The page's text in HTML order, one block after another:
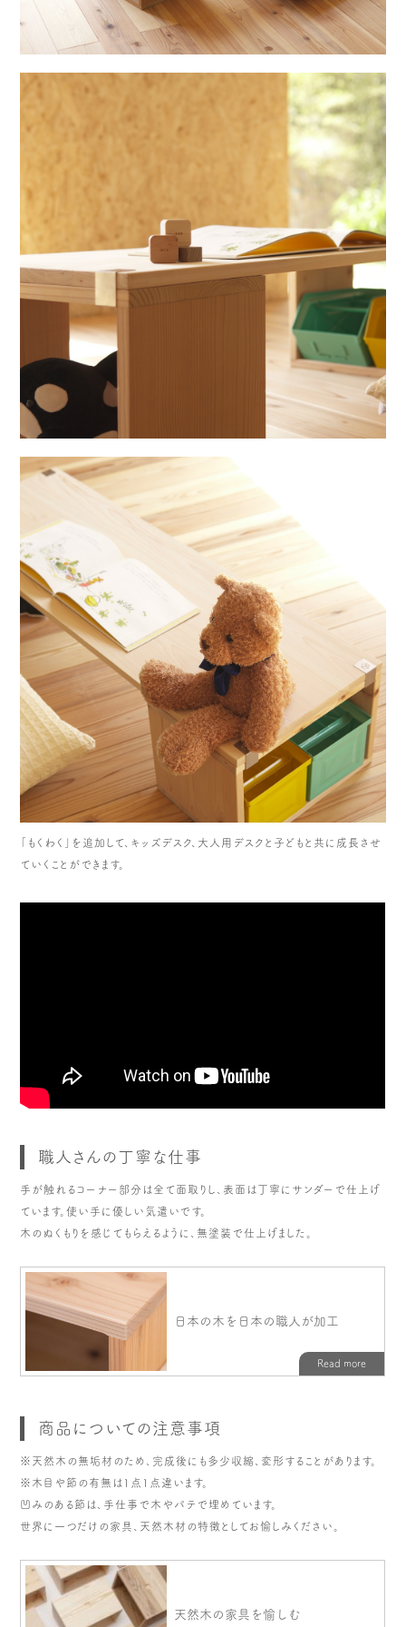
「もくわく」を追加して、キッズデスク、大人用デスクと子どもと共に成長させ
ていくことができます。
職人さんの丁寧な仕事
手が触れるコーナー部分は全て面取りし、表面は丁寧にサンダーで仕上げ
ています。使い手に優しい気遣いです。
木のぬくもりを感じてもらえるように、無塗装で仕上げました。
商品についての注意事項
※天然木の無垢材のため、完成後にも多少収縮、変形することがあります。
※木目や節の有無は1点1点違います。
凹みのある節は、手仕事で木やパテで埋めています。
世界に一つだけの家具、天然木材の特徴としてお愉しみください。